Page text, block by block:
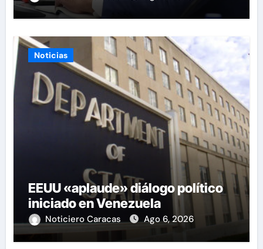
Noticias
EEUU «aplaude» diálogo político
iniciado en Venezuela
Noticiero Caracas Ago 6, 2026